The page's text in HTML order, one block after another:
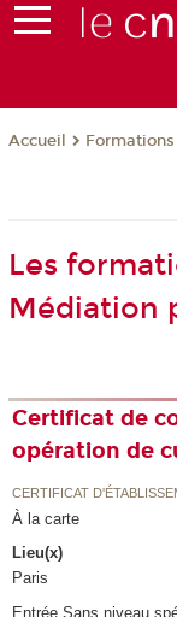
Accueil Formations
Les
Médiation
Certificat de
opération de
CERTIFICAT
À la carte
Lieu(x)
Paris
Entrée Sans niveau